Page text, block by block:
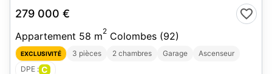
279 000 €
Appartement 58 m2 Colombes (92)
EXCLUSIVITÉ 3 pièces 2 chambres Garage
Ascenseur
DPE : C